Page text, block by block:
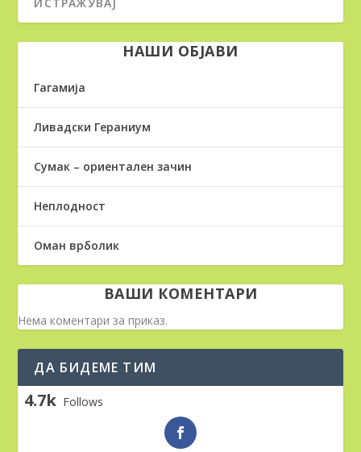
НАШИ ОБЈАВИ
Гагамија
Ливадски Гераниум
Сумак – ориентален зачин
Неплодност
Оман врболик
ВАШИ КОМЕНТАРИ
Нема коментари за приказ.
ДА БИДЕМЕ ТИМ
4.7k Follows